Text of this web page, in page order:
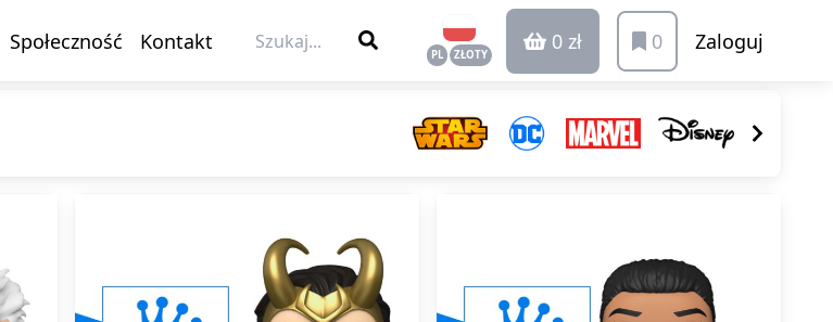
Społeczność Kontakt
PL ZŁOTY
0 zł 0 Zaloguj